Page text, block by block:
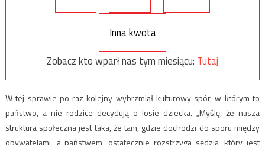
Inna kwota
Zobacz kto wparł nas tym miesiącu: Tutaj
W tej sprawie po raz kolejny wybrzmiał kulturowy spór, w którym to
państwo, a nie rodzice decydują o losie dziecka. „Myślę, że nasza
struktura społeczna jest taka, że tam, gdzie dochodzi do sporu między
obywatelami, a państwem, ostatecznie rozstrzyga sędzia, który jest